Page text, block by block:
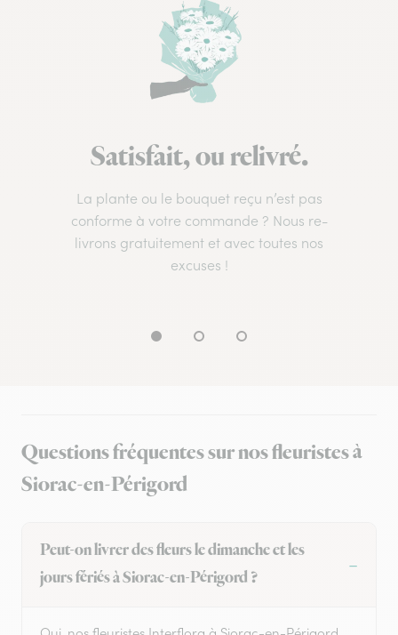
Satisfait, ou relivré.
La plante ou le bouquet reçu n’est pas
conforme à votre commande ? Nous re-
livrons gratuitement et avec toutes nos
excuses !
Questions fréquentes sur nos fleuristes à
Siorac-en-Périgord
Peut-on livrer des fleurs le dimanche et les
jours fériés à Siorac-en-Périgord ?